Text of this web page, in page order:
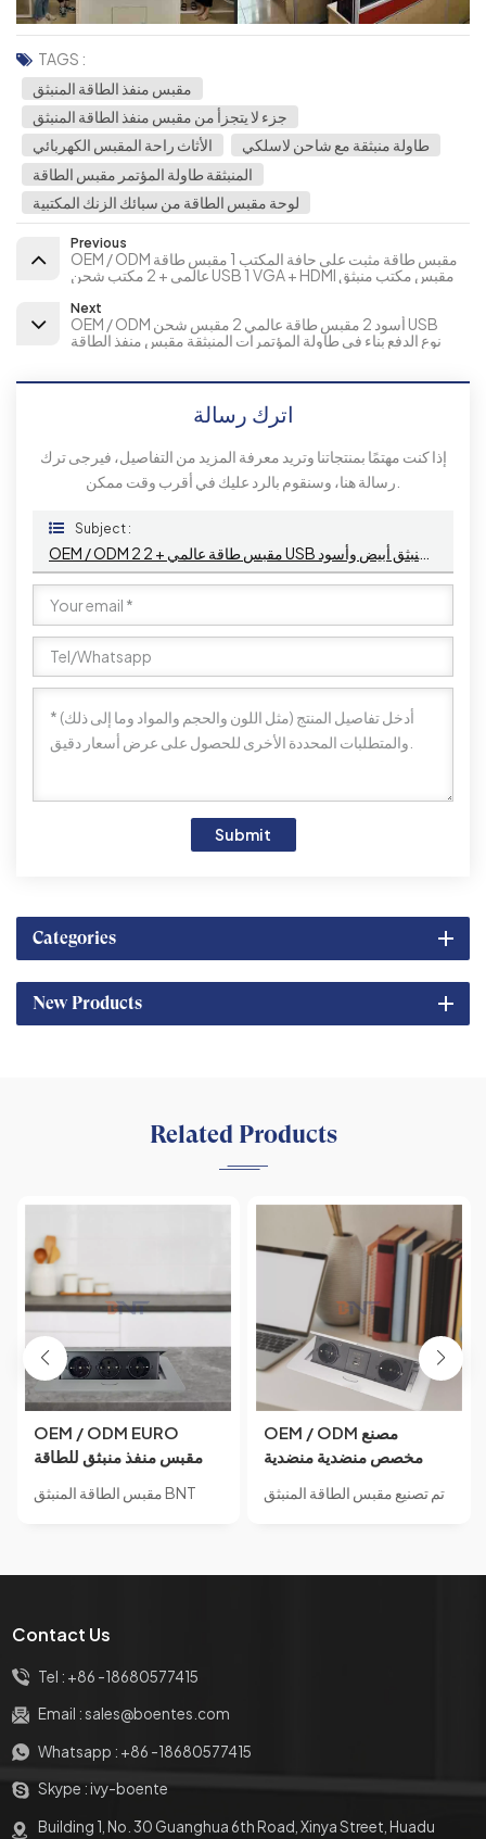
TAGS :
مقبس منفذ الطاقة المنبثق
جزء لا يتجزأ من مقبس منفذ الطاقة المنبثق
الأثاث راحة المقبس الكهربائي
طاولة منبثقة مع شاحن لاسلكي
المنبثقة طاولة المؤتمر مقبس الطاقة
لوحة مقبس الطاقة من سبائك الزنك المكتبية
Previous
OEM / ODM مقبس طاقة مثبت على حافة المكتب 1 مقبس طاقة
عالمي + 2 مكتب شحن USB 1 VGA + HDMI مقبس مكتب منبثق
Next
OEM / ODM أسود 2 مقبس طاقة عالمي 2 مقبس شحن USB
نوع الدفع بناء في طاولة المؤتمرات المنبثقة مقبس منفذ الطاقة
اترك رسالة
إذا كنت مهتمًا بمنتجاتنا وتريد معرفة المزيد من التفاصيل، فيرجى ترك
Subject :
Submit
Categories
New Products
Related Products
OEM / ODM EURO
مقبس منفذ منبثق للطاقة
القياسي USB المسؤول
مقبس الطاقة المنبثق BNT
OEM / ODM مصنع
مخصص منضدية منضدية
الطاقة المخفية مع مآخذ
تم تصنيع مقبس الطاقة المنبثق
Contact Us
Tel : +86 -18680577415
Email :sales@boentes.com
Whatsapp : +86 -18680577415
Skype :ivy-boente
Building 1, No. 30 Guanghua 6th Road, Xinya Street, Huadu